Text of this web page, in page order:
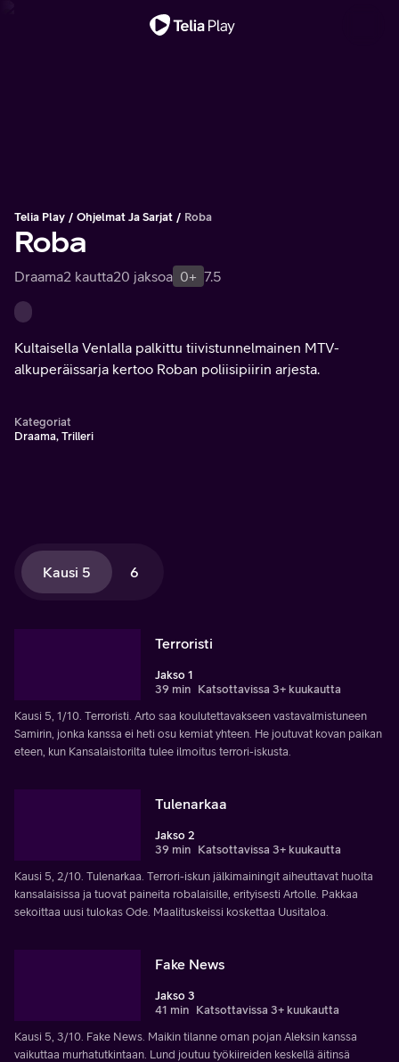
Telia Play Ohjelmat Ja Sarjat Roba
Roba
Draama2 kautta20 jaksoa 0+ 7.5
Kultaisella Venlalla palkittu tiivistunnelmainen MTV-
alkuperäissarja kertoo Roban poliisipiirin arjesta.
Kategoriat
Draama, Trilleri
Kausi 5 6
Terroristi
Jakso 1
39 min Katsottavissa 3+ kuukautta
Kausi 5, 1/10. Terroristi. Arto saa koulutettavakseen vastavalmistuneen
Samirin, jonka kanssa ei heti osu kemiat yhteen. He joutuvat kovan paikan
eteen, kun Kansalaistorilta tulee ilmoitus terrori-iskusta.
Tulenarkaa
Jakso 2
39 min Katsottavissa 3+ kuukautta
Kausi 5, 2/10. Tulenarkaa. Terrori-iskun jälkimainingit aiheuttavat huolta
kansalaisissa ja tuovat paineita robalaisille, erityisesti Artolle. Pakkaa
sekoittaa uusi tulokas Ode. Maalituskeissi koskettaa Uusitaloa.
Fake News
Jakso 3
41 min Katsottavissa 3+ kuukautta
Kausi 5, 3/10. Fake News. Maikin tilanne oman pojan Aleksin kanssa
vaikuttaa murhatutkintaan. Lund joutuu työkiireiden keskellä äitinsä